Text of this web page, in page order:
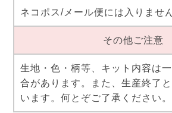
ネコポス/メール便には入りません
その他ご注意
生地・色・柄等、キット内容は
合があります。また、生産終了
います。何とぞご了承ください。